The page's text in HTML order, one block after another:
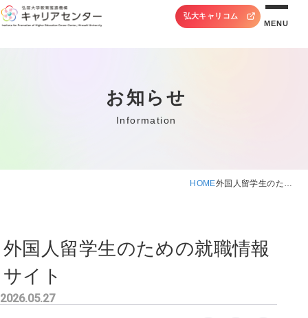
弘大キャリコム
MENU
お知らせ
Information
HOME外国人留学生のた…
外国人留学生のための就職情報
サイト
2026.05.27